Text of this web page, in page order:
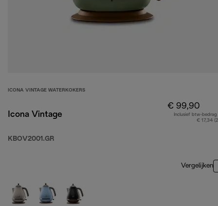
ICONA VINTAGE WATERKOKERS
Icona Vintage
KBOV2001.GR
€ 99,90
Inclusief btw-bedrag
€ 17,34
Vergelijken